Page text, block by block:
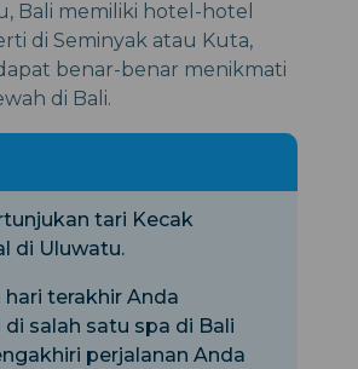
Bali memiliki hotel-hotel
di Seminyak atau Kuta,
benar-benar menikmati
di Bali.
tari Kecak
di Uluwatu.
hari terakhir Anda
di salah satu spa di Bali
perjalanan Anda